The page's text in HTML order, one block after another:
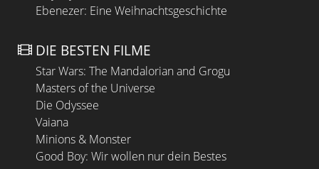
Ebenezer: Eine Weihnachtsgeschichte
DIE BESTEN FILME
Star Wars: The Mandalorian and Grogu
Masters of the Universe
Die Odyssee
Vaiana
Minions & Monster
Good Boy: Wir wollen nur dein Bestes